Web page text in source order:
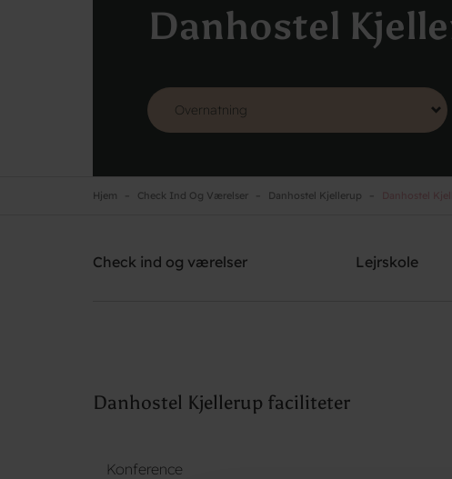
Danhostel
Danhostel Kjellerup
Hjem Check Ind Og Værelser Danhostel Kjellerup
Check ind og værelser Lejrskole
Danhostel Kjellerup faciliteter
Konference